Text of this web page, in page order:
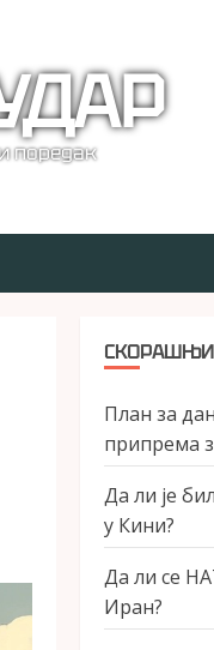
поредак
План за
припрема
Да ли је
у Кини?
Да ли се
Иран?